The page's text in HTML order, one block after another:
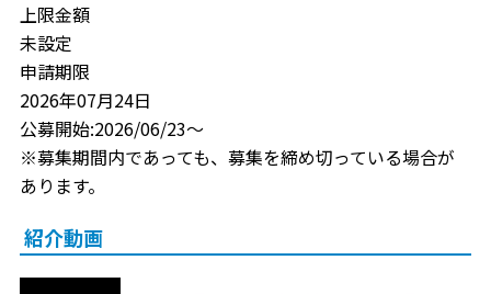
上限金額
未設定
申請期限
2026年07月24日
公募開始:2026/06/23～
※募集期間内であっても、募集を締め切っている場合が
あります。
紹介動画